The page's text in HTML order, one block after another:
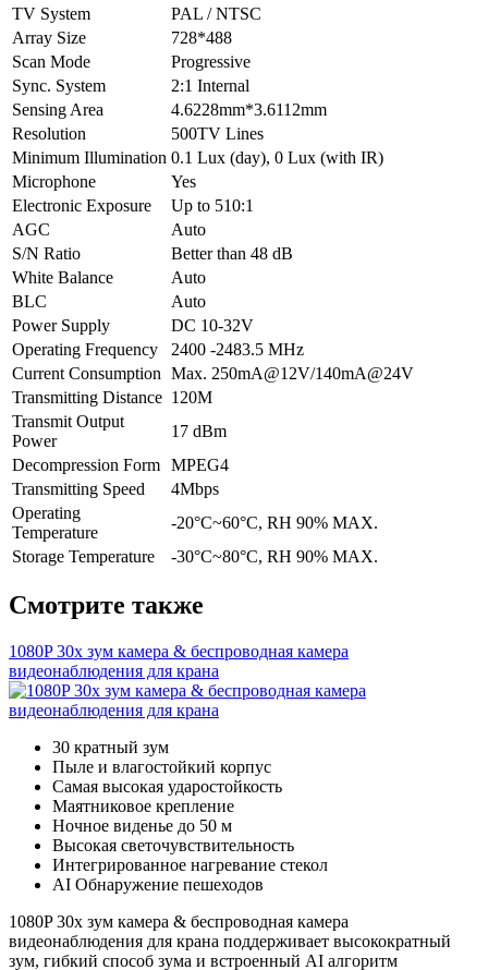
TV System
PAL / NTSC
Array Size
728*488
Scan Mode
Progressive
Sync. System
2:1 Internal
Sensing Area
4.6228mm*3.6112mm
Resolution
500TV Lines
Minimum Illumination 0.1 Lux (day), 0 Lux (with IR)
Microphone
Yes
Electronic Exposure
Up to 510:1
AGC
Auto
S/N Ratio
Better than 48 dB
White Balance
Auto
BLC
Auto
Power Supply
DC 10-32V
Operating Frequency
2400 -2483.5 MHz
Current Consumption Max. 250mA@12V/140mA@24V
Transmitting Distance 120M
Transmit Output
Power
17 dBm
Decompression Form MPEG4
Transmitting Speed
4Mbps
Operating
Temperature
-20°C~60°C, RH 90% MAX.
Storage Temperature
-30°C~80°C, RH 90% MAX.
Смотрите также
1080P 30x зум камера & беспроводная камера
видеонаблюдения для крана
30 кратный зум
Пыле и влагостойкий корпус
Самая высокая ударостойкость
Маятниковое крепление
Ночное виденье до 50 м
Высокая светочувствительность
Интегрированное нагревание стекол
AI Обнаружение пешеходов
1080P 30x зум камера & беспроводная камера
видеонаблюдения для крана поддерживает высокократный
зум, гибкий способ зума и встроенный AI алгоритм